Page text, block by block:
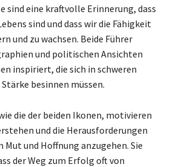
sind eine kraftvolle Erinnerung, dass
sind und dass wir die Fähigkeit
und zu wachsen. Beide Führer
und politischen Ansichten
inspiriert, die sich in schweren
besinnen müssen.
die der beiden Ikonen, motivieren
und die Herausforderungen
Mut und Hoffnung anzugehen. Sie
der Weg zum Erfolg oft von